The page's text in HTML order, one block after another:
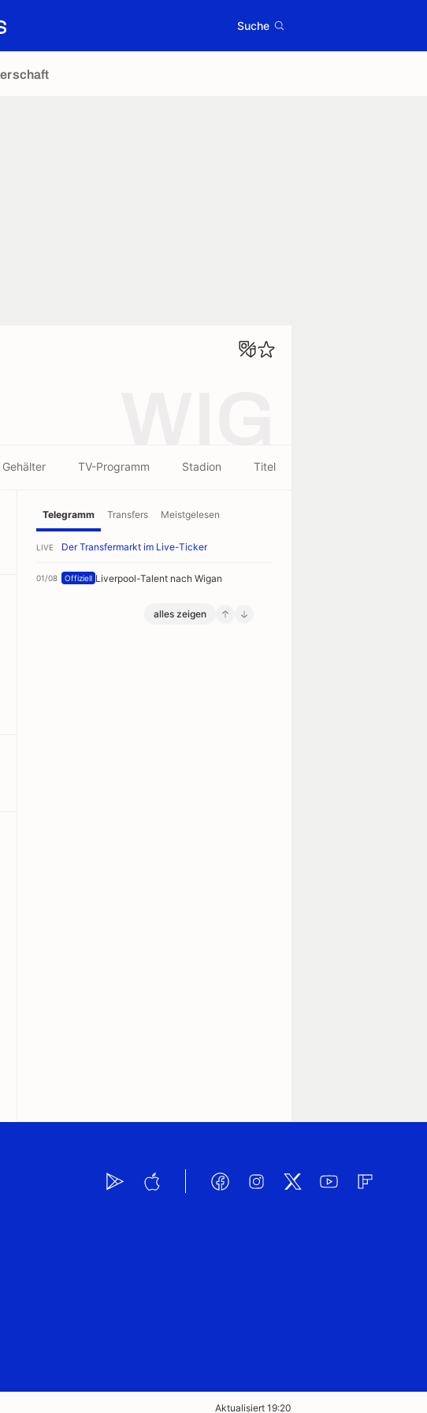
Suche
Gehälter TV-Programm Stadion Titel
Telegramm Transfers Meistgelesen
LIVE Der Transfermarkt im Live-Ticker
01/08 Offiziell Liverpool-Talent nach Wigan
alles zeigen
Aktualisiert 19:20